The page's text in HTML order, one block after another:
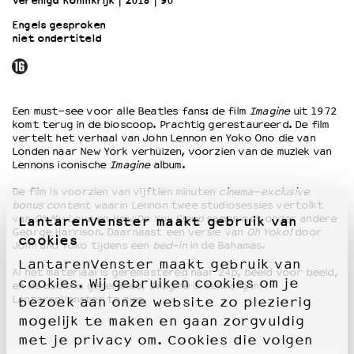
LantarenVenster maakt gebruik van
cookies
LantarenVenster maakt gebruik van
cookies. Wij gebruiken cookies om je
bezoek aan onze website zo plezierig
mogelijk te maken en gaan zorgvuldig
met je privacy om. Cookies die volgen
OVER LANTARENVENSTER
Wat we doen
Word vriend
Historie
Partners
Privacyverklaring
Integriteits- en gedragscode
Duurzaamheid
Culturele boycot Israël
Ruimte voor artistieke vrijheid – VNPF
Engels gesproken
niet ondertiteld
Een must-see voor alle Beatles fans: de film Imagineuit 1972
komt terug in de bioscoop. Prachtig gerestaureerd. De film
vertelt het verhaal van John Lennon en Yoko Ono die van
Londen naar New York verhuizen, voorzien van de muziek van
Lennons iconische Imaginealbum.
De film is voorzien van vijftien minuten cinema-exclusive
bonus content waarin Lennon twee studiosessies vertolkt
vanOh My LoveenHow Do You Sleepsamen met onder andere
George Harrison. Daarnaast een versie van Oh Yoko!door
John and Yoko tijdens een bed-inin de Bahamas.
Al het materiaal is geremastered naar 24p, beeld voor beeld,
en de audio is geremixed.Imagine is eenmalig in
LantarenVenster te zien.